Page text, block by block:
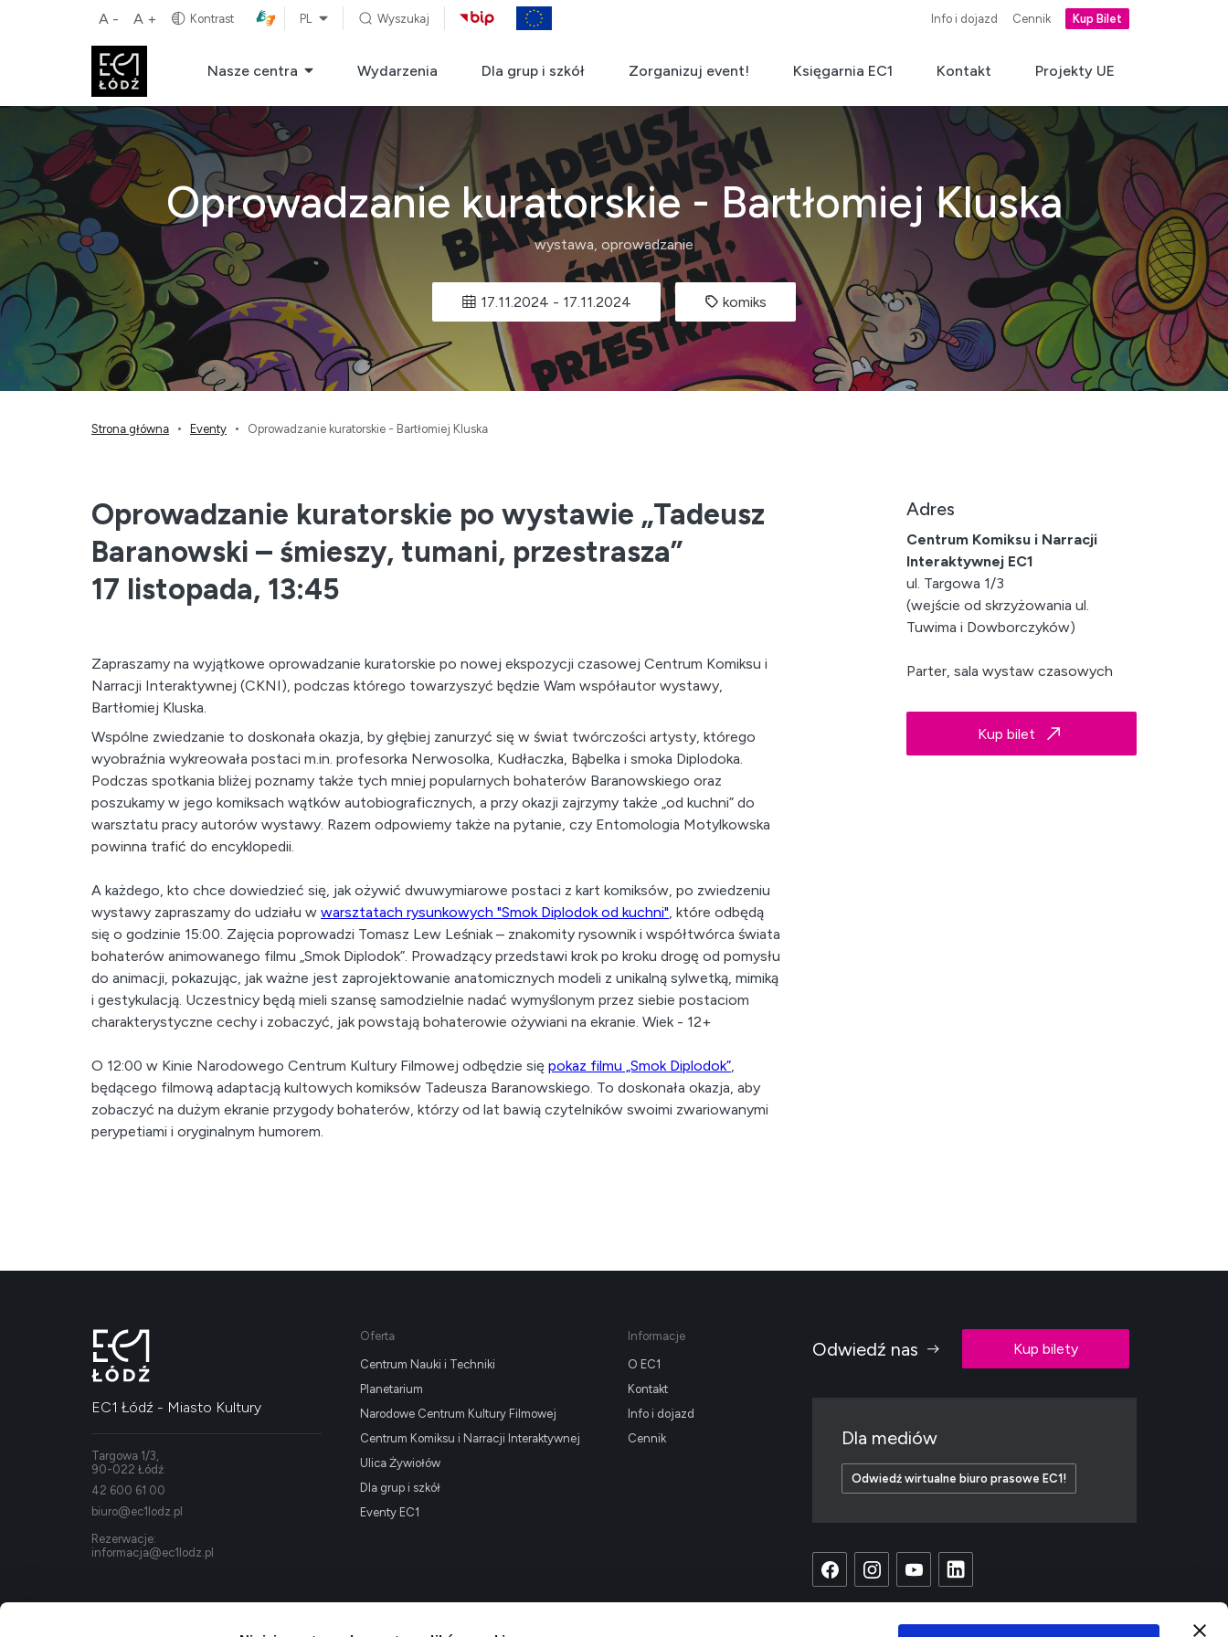
A - A + Kontrast PL Wyszukaj Info i dojazd Cennik Kup Bilet
Nasze centra Wydarzenia Dla grup i szkół Zorganizuj event! Księgarnia EC1 Kontakt Projekty UE
Oprowadzanie kuratorskie - Bartłomiej Kluska
wystawa, oprowadzanie
17.11.2024 - 17.11.2024 komiks
Strona główna Eventy Oprowadzanie kuratorskie - Bartłomiej Kluska
Oprowadzanie kuratorskie po wystawie „Tadeusz
Baranowski – śmieszy, tumani, przestrasza”
17 listopada, 13:45
Zapraszamy na wyjątkowe oprowadzanie kuratorskie po nowej ekspozycji czasowej Centrum Komiksu i
Narracji Interaktywnej (CKNI), podczas którego towarzyszyć będzie Wam współautor wystawy,
Bartłomiej Kluska.
Wspólne zwiedzanie to doskonała okazja, by głębiej zanurzyć się w świat twórczości artysty, którego
wyobraźnia wykreowała postaci m.in. profesorka Nerwosolka, Kudłaczka, Bąbelka i smoka Diplodoka.
Podczas spotkania bliżej poznamy także tych mniej popularnych bohaterów Baranowskiego oraz
poszukamy w jego komiksach wątków autobiograficznych, a przy okazji zajrzymy także „od kuchni” do
warsztatu pracy autorów wystawy. Razem odpowiemy także na pytanie, czy Entomologia Motylkowska
powinna trafić do encyklopedii.
A każdego, kto chce dowiedzieć się, jak ożywić dwuwymiarowe postaci z kart komiksów, po zwiedzeniu
wystawy zapraszamy do udziału w warsztatach rysunkowych "Smok Diplodok od kuchni", które odbędą
się o godzinie 15:00. Zajęcia poprowadzi Tomasz Lew Leśniak – znakomity rysownik i współtwórca świata
bohaterów animowanego filmu „Smok Diplodok”. Prowadzący przedstawi krok po kroku drogę od pomysłu
do animacji, pokazując, jak ważne jest zaprojektowanie anatomicznych modeli z unikalną sylwetką, mimiką
i gestykulacją. Uczestnicy będą mieli szansę samodzielnie nadać wymyślonym przez siebie postaciom
charakterystyczne cechy i zobaczyć, jak powstają bohaterowie ożywiani na ekranie. Wiek - 12+
O 12:00 w Kinie Narodowego Centrum Kultury Filmowej odbędzie się pokaz filmu „Smok Diplodok”,
będącego filmową adaptacją kultowych komiksów Tadeusza Baranowskiego. To doskonała okazja, aby
zobaczyć na dużym ekranie przygody bohaterów, którzy od lat bawią czytelników swoimi zwariowanymi
perypetiami i oryginalnym humorem.
Adres
Centrum Komiksu i Narracji
Interaktywnej EC1
ul. Targowa 1/3
(wejście od skrzyżowania ul.
Tuwima i Dowborczyków)
Parter, sala wystaw czasowych
Kup bilet
EC1 Łódź - Miasto Kultury
Targowa 1/3,
90-022 Łódź
42 600 61 00
biuro@ec1lodz.pl
Rezerwacje:
informacja@ec1lodz.pl
Oferta
Centrum Nauki i Techniki
Planetarium
Narodowe Centrum Kultury Filmowej
Centrum Komiksu i Narracji Interaktywnej
Ulica Żywiołów
Dla grup i szkół
Eventy EC1
Informacje
O EC1
Kontakt
Info i dojazd
Cennik
Odwiedź nas Kup bilety
Dla mediów
Odwiedź wirtualne biuro prasowe EC1!